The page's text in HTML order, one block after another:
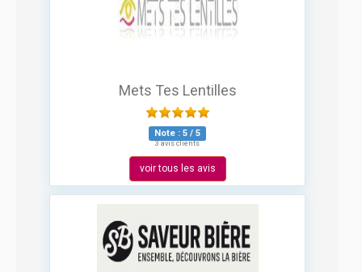
Mets Tes Lentilles
Note : 5 / 5
3 avis clients
voir tous les avis